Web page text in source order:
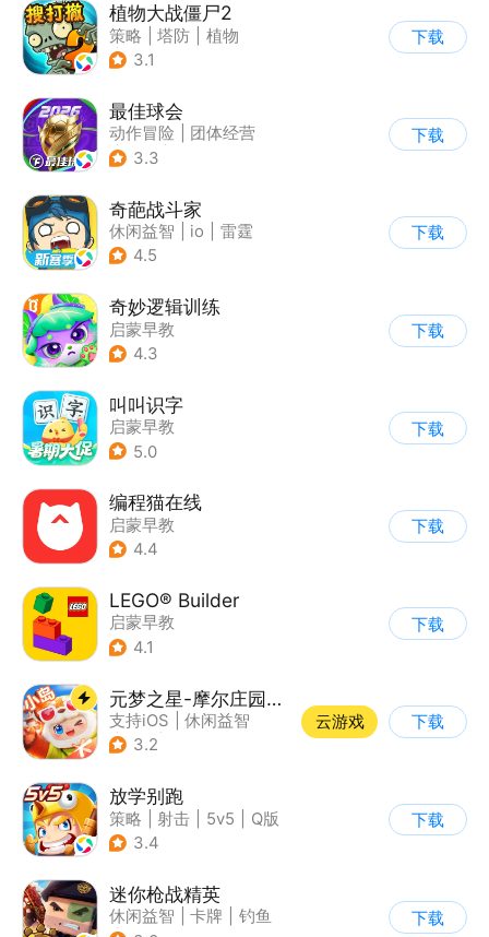
植物大战僵尸2
策略 塔防
植物
| 植物大战僵尸
3.1
下载
最佳球会
动作冒险
团体经营
| 足球
3.3
下载
奇葩战斗家
休闲益智 io
雷霆
4.5
下载
奇妙逻辑训练
启蒙早教
4.3
下载
叫叫识字
启蒙早教
5.0
下载
编程猫在线
启蒙早教
4.4
下载
LEGO® Builder
启蒙早教
4.1
下载
元梦之星-摩尔庄园联动
支持iOS
休闲益智
| PvP
3.2
云游戏 下载
放学别跑
策略 射击 5v5
Q版
3.4
下载
迷你枪战精英
休闲益智 卡牌
钓鱼
下载